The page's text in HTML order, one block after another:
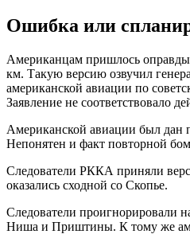
Ошибка или
Американцам пришлось
км. Такую версию озвучил
американской авиации по
Заявление не соответствовало
Американской авиации был дан
Непонятен и факт повторной
Следователи РККА приняли
оказались сходной со Скопье.
Следователи проигнорировали
Ниша и Приштины. К тому же